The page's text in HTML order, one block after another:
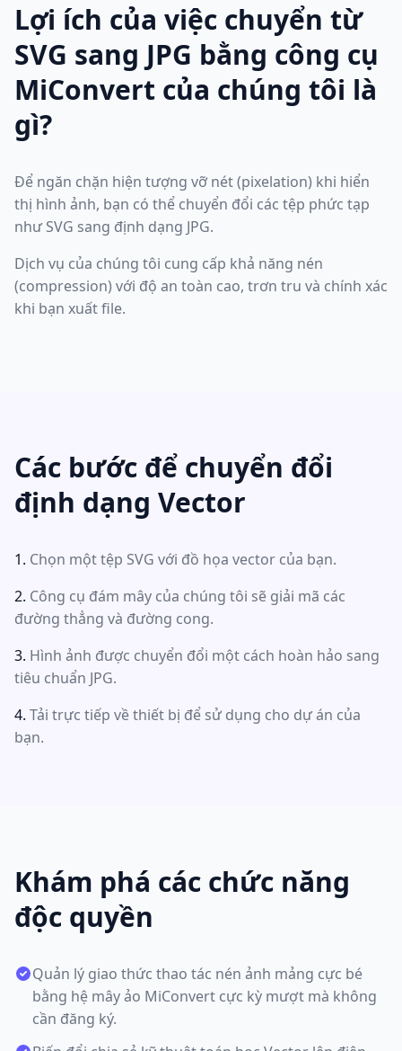
Lợi ích của việc chuyển từ
SVG sang JPG bằng công cụ
MiConvert của chúng tôi là
gì?
Để ngăn chặn hiện tượng vỡ nét (pixelation) khi hiển
thị hình ảnh, bạn có thể chuyển đổi các tệp phức tạp
như SVG sang định dạng JPG.
Dịch vụ của chúng tôi cung cấp khả năng nén
(compression) với độ an toàn cao, trơn tru và chính xác
khi bạn xuất file.
Các bước để chuyển đổi
định dạng Vector
Chọn một tệp SVG với đồ họa vector của bạn.
Công cụ đám mây của chúng tôi sẽ giải mã các
đường thẳng và đường cong.
Hình ảnh được chuyển đổi một cách hoàn hảo sang
tiêu chuẩn JPG.
Tải trực tiếp về thiết bị để sử dụng cho dự án của
bạn.
Khám phá các chức năng
độc quyền
Quản lý giao thức thao tác nén ảnh mảng cực bé
bằng hệ mây ảo MiConvert cực kỳ mượt mà không
cần đăng ký.